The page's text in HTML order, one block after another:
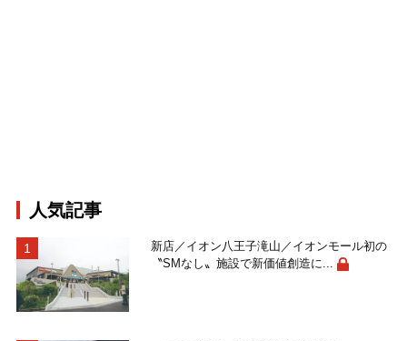
人気記事
新店／イオン八王子滝山／イオンモール初の
〝SMなし〟施設で新価値創造に...